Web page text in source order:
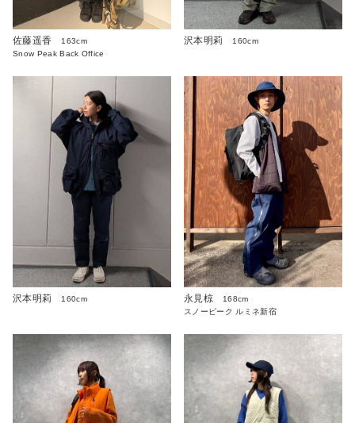
佐藤遥香
163cm
Snow Peak Back Office
沢本明莉 160cm
沢本明莉 160cm 永見椋
168cm
スノーピーク ルミネ新宿